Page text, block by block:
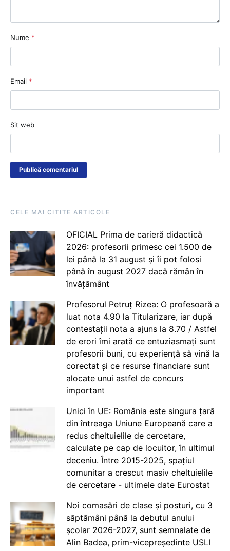
Nume *
Email *
Sit web
CELE MAI CITITE ARTICOLE
OFICIAL Prima de carieră didactică
2026: profesorii primesc cei 1.500 de
lei până la 31 august și îi pot folosi
până în august 2027 dacă rămân în
învățământ
Profesorul Petruț Rizea: O profesoară a
luat nota 4.90 la Titularizare, iar după
contestații nota a ajuns la 8.70 / Astfel
de erori îmi arată ce entuziasmați sunt
profesorii buni, cu experiență să vină la
corectat și ce resurse financiare sunt
alocate unui astfel de concurs
important
Unici în UE: România este singura țară
din întreaga Uniune Europeană care a
redus cheltuielile de cercetare,
calculate pe cap de locuitor, în ultimul
deceniu. Între 2015-2025, spațiul
comunitar a crescut masiv cheltuielile
de cercetare - ultimele date Eurostat
Noi comasări de clase și posturi, cu 3
săptămâni până la debutul anului
școlar 2026-2027, sunt semnalate de
Alin Badea, prim-vicepreședinte USLI